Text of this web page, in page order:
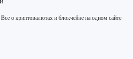
Все о криптовалютах и блокчейне на одном сайте